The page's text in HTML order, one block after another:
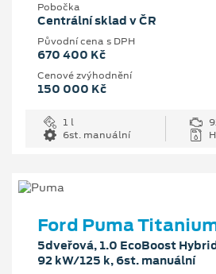
Pobočka
Centrální sklad v ČR
Původní cena s DPH
670 400 Kč
Cenové zvýhodnění
150 000 Kč
1 l
6st. manuální
Ford Puma
5dveřová, 1.0 EcoBoost
92 kW/125 k, 6st. manuální